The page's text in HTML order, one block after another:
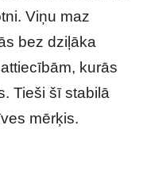
Viņu maz
bez dziļāka
kurās
Tieši šī stabilā
mērķis.